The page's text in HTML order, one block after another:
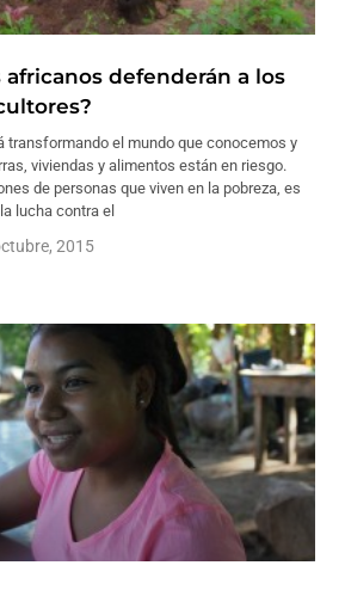
africanos defenderán a los
transformando el mundo que conocemos y
viviendas y alimentos están en riesgo.
de personas que viven en la pobreza, es
lucha contra el
2015